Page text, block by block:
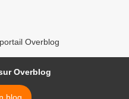
Overblog
Overblog